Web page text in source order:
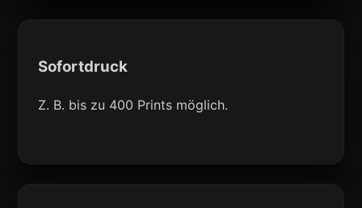
Sofortdruck
Z. B. bis zu 400 Prints möglich.